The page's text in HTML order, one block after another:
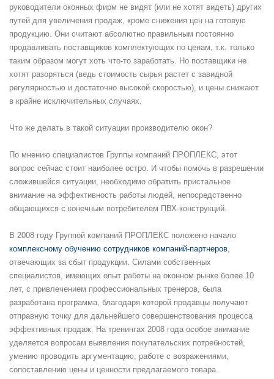
руководители оконных фирм не видят (или не хотят видеть) других
путей для увеличения продаж, кроме снижения цен на готовую
продукцию. Они считают абсолютно правильным постоянно
продавливать поставщиков комплектующих по ценам, т.к. только
таким образом могут хоть что-то заработать. Но поставщики не
хотят разоряться (ведь стоимость сырья растет с завидной
регулярностью и достаточно высокой скоростью), и цены снижают
в крайне исключительных случаях.
Что же делать в такой ситуации производителю окон?
По мнению специалистов Группы компаний ПРОПЛЕКС, этот
вопрос сейчас стоит наиболее остро. И чтобы помочь в разрешении
сложившейся ситуации, необходимо обратить пристальное
внимание на эффективность работы людей, непосредственно
общающихся с конечным потребителем ПВХ-конструкций.
В 2008 году Группой компаний ПРОПЛЕКС положено начало
комплексному обучению сотрудников компаний-партнеров,
отвечающих за сбыт продукции. Силами собственных
специалистов, имеющих опыт работы на оконном рынке более 10
лет, с привлечением профессиональных тренеров, была
разработана программа, благодаря которой продавцы получают
отправную точку для дальнейшего совершенствования процесса
эффективных продаж. На тренингах 2008 года особое внимание
уделяется вопросам выявления покупательских потребностей,
умению проводить аргументацию, работе с возражениями,
сопоставлению цены и ценности предлагаемого товара.